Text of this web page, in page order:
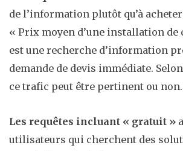
de l’information plutôt qu’à
« Prix moyen d’une installation
est une recherche d’information
demande de devis immédiate.
ce trafic peut être pertinent ou non.
Les requêtes incluant « gratuit »
utilisateurs qui cherchent des